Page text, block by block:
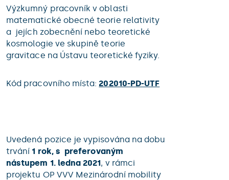
Výzkumný pracovník v oblasti
matematické obecné teorie relativity
a jejích zobecnění nebo teoretické
kosmologie ve skupině teorie
gravitace na Ústavu teoretické fyziky.
Kód pracovního místa: 202010-PD-UTF
Uvedená pozice je vypisována na dobu
trvání 1 rok, s preferovaným
nástupem 1. ledna 2021, v rámci
projektu OP VVV Mezinárodní mobility